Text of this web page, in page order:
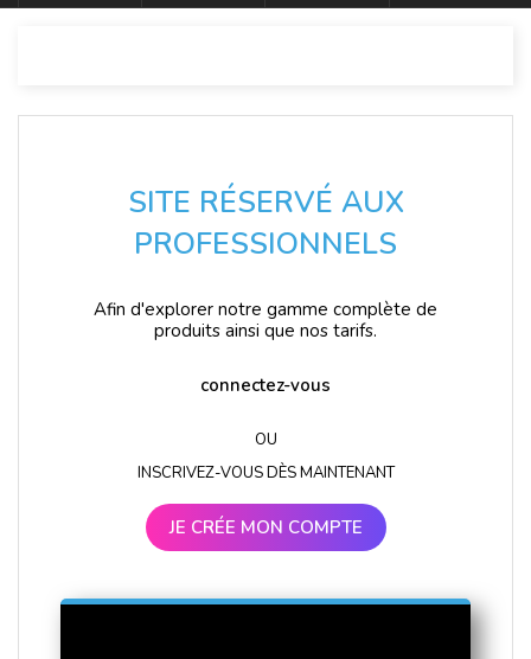
SITE RÉSERVÉ AUX
PROFESSIONNELS
Afin d'explorer notre gamme complète de
produits ainsi que nos tarifs.
connectez-vous
OU
INSCRIVEZ-VOUS DÈS MAINTENANT
JE CRÉE MON COMPTE